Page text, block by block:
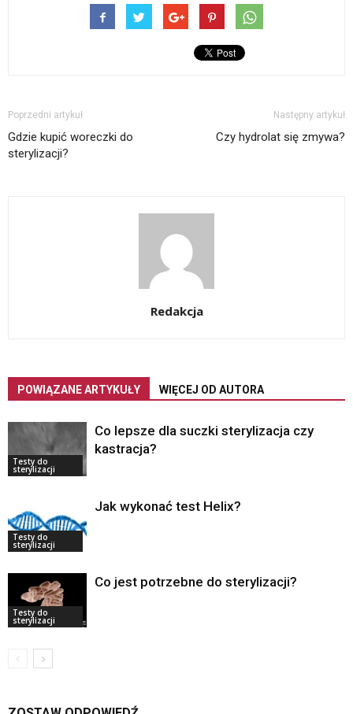
Poprzedni artykuł
Gdzie kupić woreczki do
sterylizacji?
Następny artykuł
Czy hydrolat się zmywa?
Redakcja
POWIĄZANE ARTYKUŁY WIĘCEJ OD AUTORA
Testy do
sterylizacji
Co lepsze dla suczki sterylizacja czy
kastracja?
Testy do
sterylizacji
Jak wykonać test Helix?
Testy do
sterylizacji
Co jest potrzebne do sterylizacji?